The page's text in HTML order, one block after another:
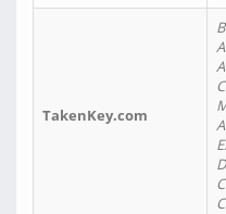
TakenKey.com